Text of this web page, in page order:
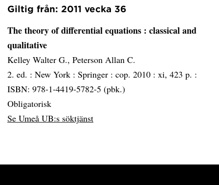
Giltig från: 2011 vecka 36
The theory of differential equations : classical and
qualitative
Kelley Walter G., Peterson Allan C.
2. ed. : New York : Springer : cop. 2010 : xi, 423 p. :
ISBN: 978-1-4419-5782-5 (pbk.)
Obligatorisk
Se Umeå UB:s söktjänst